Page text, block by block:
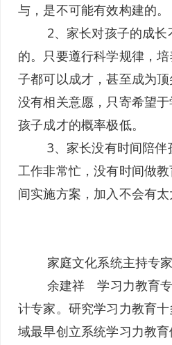
与，是不可能有效构建的。
2、家长对孩子的成长
的。只要遵行科学规律，
子都可以成才，甚至成为
没有相关意愿，只寄希望
孩子成才的概率极低。
3、家长没有时间陪伴
工作非常忙，没有时间做
间实施方案，加入不会有太
家庭文化系统主持专
余建祥 学习力教育专
计专家。研究学习力教育
域最早创立系统学习力教